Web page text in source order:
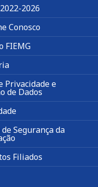
2026
Conosco
FIEMG
Privacidade e
de Dados
Segurança da
Filiados